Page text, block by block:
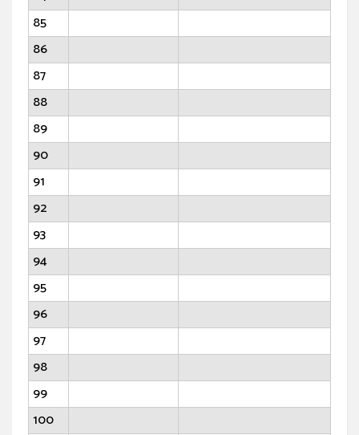
85
86
87
88
89
90
91
92
93
94
95
96
97
98
99
100